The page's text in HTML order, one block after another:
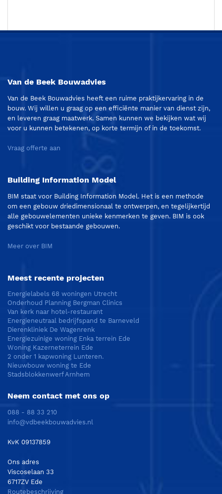
Van de Beek Bouwadvies
Van de Beek Bouwadvies heeft een ruime praktijkervaring in de
bouw. Wij willen u graag op een efficiënte manier van dienst zijn,
en leveren graag maatwerk. Samen kunnen we bekijken wat wij
voor u kunnen betekenen, op korte termijn of in de toekomst.
Vraag offerte aan
Building Information Model
BIM staat voor Building Information Model. Het is een methode
om een gebouw driedimensionaal te ontwerpen, en tegelijkertijd
alle gebouwelementen unieke kenmerken te geven. BIM is ook
geschikt voor bestaande gebouwen.
Meer over BIM
Meest recente projecten
Energielabels 68 woningen Utrecht
Onderhoud Planning Bergman Clinics
Van kerk naar hotel-restaurant
Energieneutraal bedrijfspand te Barneveld
Dierenkliniek De Wagenrenk
Energiezuinige woning Enka terrein Ede
Woning Kazerneterrein Ede
2 onder 1 kapwoning Lunteren.
Nieuwbouw woning te Ede
Stadsblokkenwerf Arnhem
Neem contact met ons op
088 - 88 33 210
info@vdbeekbouwadvies.nl
KvK 09137859
Ons adres
Viscoselaan 33
6717ZV Ede
Routebeschrijving